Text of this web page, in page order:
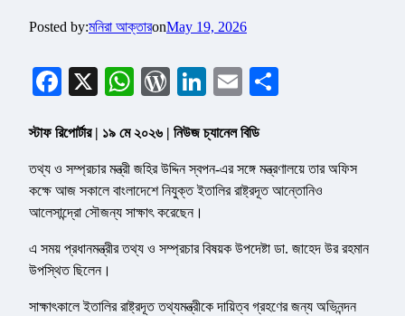
Posted by:মনিরা আক্তারonMay 19, 2026
Facebook
X WhatsApp
WordPress
LinkedIn
Email
স্টাফ রিপোর্টার | ১৯ মে ২০২৬ | নিউজ চ্যানেল বিডি
তথ্য ও সম্প্রচার মন্ত্রী জহির উদ্দিন স্বপন-এর সঙ্গে মন্ত্রণালয়ে তার অফিস
কক্ষে আজ সকালে বাংলাদেশে নিযুক্ত ইতালির রাষ্ট্রদূত আন্তোনিও
আলেসান্দ্রো সৌজন্য সাক্ষাৎ করেছেন।
এ সময় প্রধানমন্ত্রীর তথ্য ও সম্প্রচার বিষয়ক উপদেষ্টা ডা. জাহেদ উর রহমান
উপস্থিত ছিলেন।
সাক্ষাৎকালে ইতালির রাষ্ট্রদূত তথ্যমন্ত্রীকে দায়িত্ব গ্রহণের জন্য অভিনন্দন